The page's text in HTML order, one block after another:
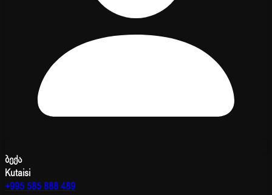
ბექა
Kutaisi
+995 585 888 489